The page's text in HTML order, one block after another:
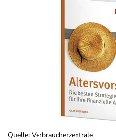
Quelle: Verbraucherzentrale